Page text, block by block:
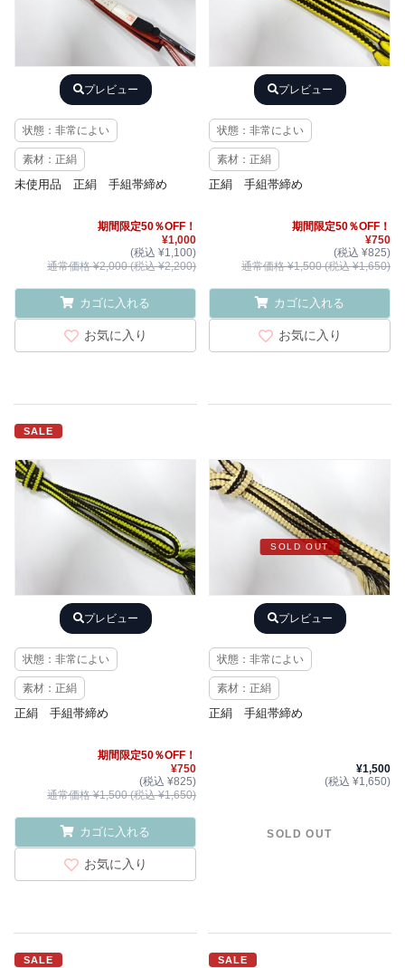
プレビュー
状態：非常によい
素材：正絹
未使用品 正絹 手組帯締め
期間限定50％OFF！
¥1,000
(税込 ¥1,100)
通常価格 ¥2,000 (税込 ¥2,200)
カゴに入れる
お気に入り
プレビュー
状態：非常によい
素材：正絹
正絹 手組帯締め
期間限定50％OFF！
¥750
(税込 ¥825)
通常価格 ¥1,500 (税込 ¥1,650)
カゴに入れる
お気に入り
SALE
プレビュー
状態：非常によい
素材：正絹
正絹 手組帯締め
期間限定50％OFF！
¥750
(税込 ¥825)
通常価格 ¥1,500 (税込 ¥1,650)
カゴに入れる
お気に入り
SOLD OUT
プレビュー
状態：非常によい
素材：正絹
正絹 手組帯締め
¥1,500
(税込 ¥1,650)
SOLD OUT
SALE SALE